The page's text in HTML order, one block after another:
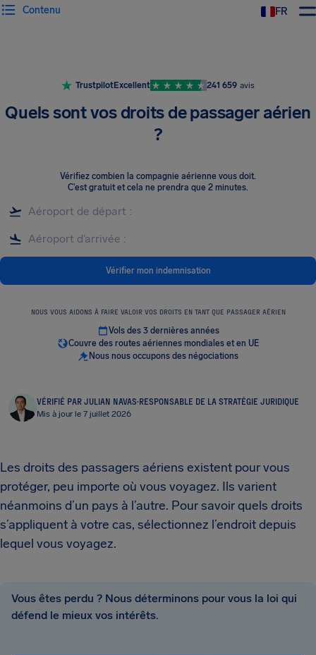
FR
Contenu
TrustpilotExcellent 241 659 avis
Quels sont vos droits de passager aérien
?
Vérifiez combien la compagnie aérienne vous doit.
C’est gratuit et cela ne prendra que 2 minutes.
Vérifier mon indemnisation
NOUS VOUS AIDONS À FAIRE VALOIR VOS DROITS EN TANT QUE PASSAGER AÉRIEN
Vols des 3 dernières années
Couvre des routes aériennes mondiales et en UE
Nous nous occupons des négociations
VÉRIFIÉ PAR JULIAN NAVAS·RESPONSABLE DE LA STRATÉGIE JURIDIQUE
Mis à jour le 7 juillet 2026
Les droits des passagers aériens existent pour vous
protéger, peu importe où vous voyagez. Ils varient
néanmoins d’un pays à l’autre. Pour savoir quels droits
s’appliquent à votre cas, sélectionnez l’endroit depuis
lequel vous voyagez.
Vous êtes perdu ? Nous déterminons pour vous la loi qui
défend le mieux vos intérêts.